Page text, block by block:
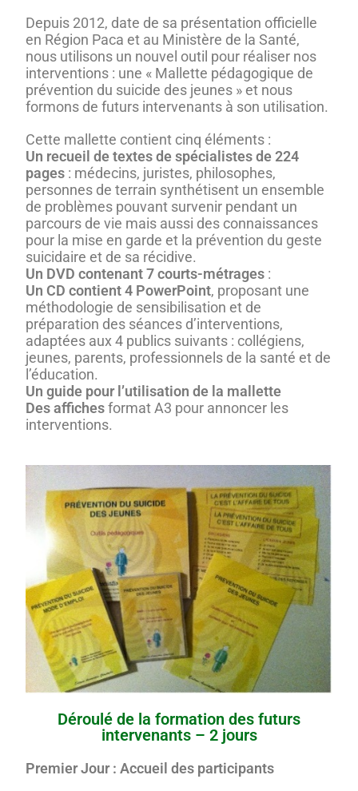
Depuis 2012, date de sa présentation officielle
en Région Paca et au Ministère de la Santé,
nous utilisons un nouvel outil pour réaliser nos
interventions : une « Mallette pédagogique de
prévention du suicide des jeunes » et nous
formons de futurs intervenants à son utilisation.
Cette mallette contient cinq éléments :
Un recueil de textes de spécialistes de 224
pages : médecins, juristes, philosophes,
personnes de terrain synthétisent un ensemble
de problèmes pouvant survenir pendant un
parcours de vie mais aussi des connaissances
pour la mise en garde et la prévention du geste
suicidaire et de sa récidive.
Un DVD contenant 7 courts-métrages :
Un CD contient 4 PowerPoint, proposant une
méthodologie de sensibilisation et de
préparation des séances d’interventions,
adaptées aux 4 publics suivants : collégiens,
jeunes, parents, professionnels de la santé et de
l’éducation.
Un guide pour l’utilisation de la mallette
Des affichesformat A3 pour annoncer les
interventions.
Déroulé de la formation des futurs
intervenants – 2 jours
Premier Jour : Accueil des participants